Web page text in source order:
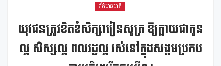
ព័ត៌មានជាតិ
យុវជនត្រូវខិតខំសិក្សារៀនសូត្រ ឱ្យក្លាយជាកូន
ល្អ សិស្សល្អ ពលរដ្ឋល្អ រស់នៅក្នុងសង្គមប្រកប